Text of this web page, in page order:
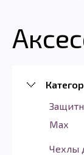
Max
Чехлы